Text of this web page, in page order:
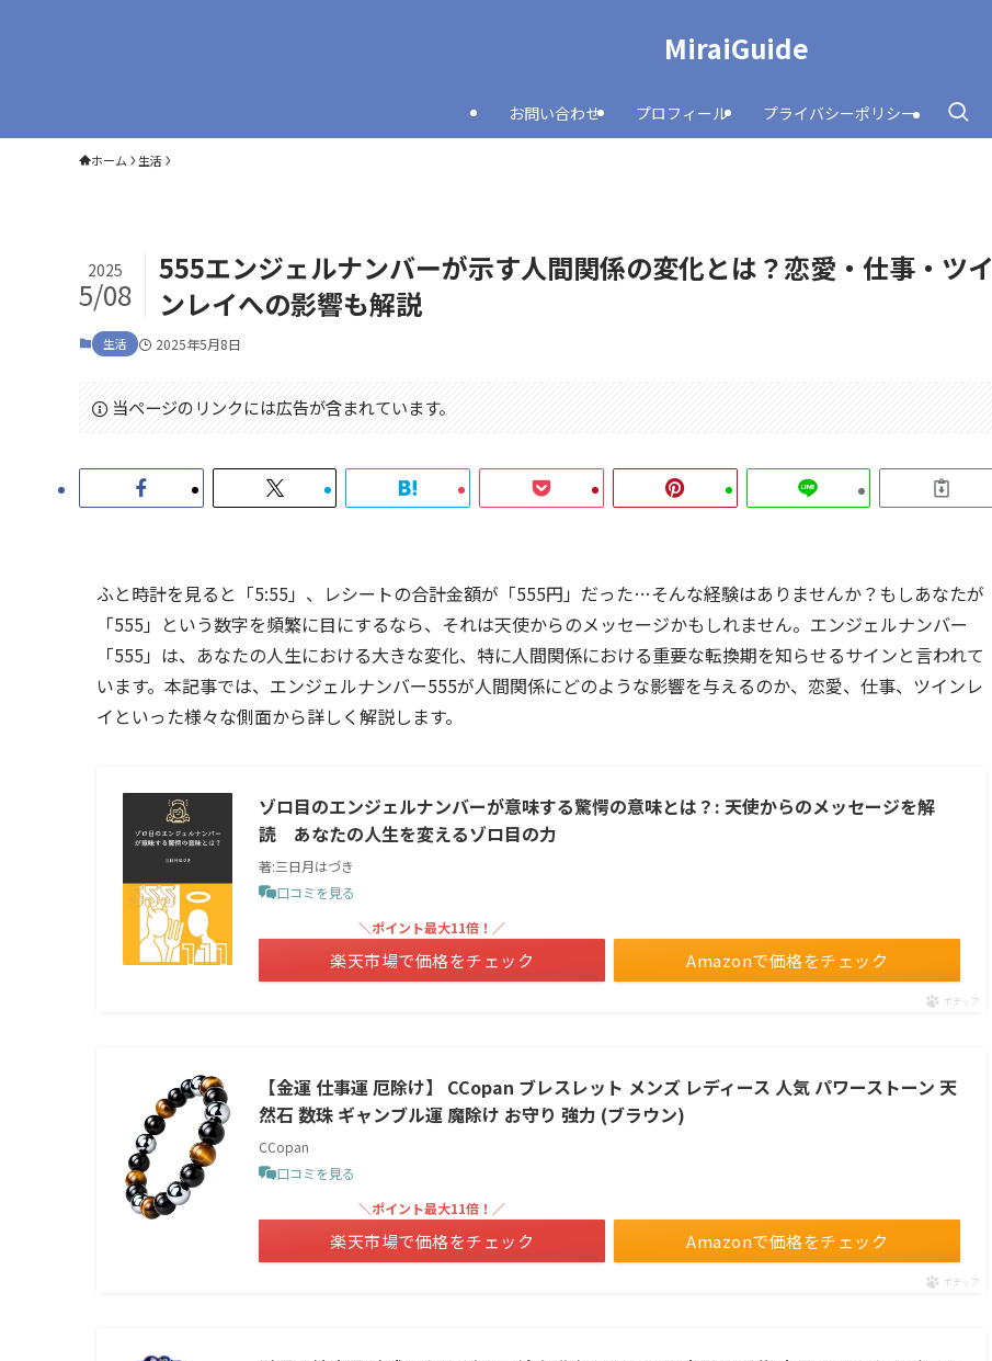
MiraiGuide
お問い合わせ プロフィール プライバシーポリシー
ホーム 生活
555エンジェルナンバーが示す人間関係の変化とは？恋愛・仕事・ツイ
ンレイへの影響も解説
2025
5/08
生活 2025年5月8日
当ページのリンクには広告が含まれています。
ふと時計を見ると「5:55」、レシートの合計金額が「555円」だった…そんな経験はありませんか？もしあなたが
「555」という数字を頻繁に目にするなら、それは天使からのメッセージかもしれません。エンジェルナンバー
「555」は、あなたの人生における大きな変化、特に人間関係における重要な転換期を知らせるサインと言われて
います。本記事では、エンジェルナンバー555が人間関係にどのような影響を与えるのか、恋愛、仕事、ツインレ
イといった様々な側面から詳しく解説します。
ゾロ目のエンジェルナンバーが意味する驚愕の意味とは？: 天使からのメッセージを解
読 あなたの人生を変えるゾロ目の力
著:三日月はづき
口コミを見る
Amazonで価格をチェック
＼ポイント最大11倍！／
楽天市場で価格をチェック
ポチップ
【金運 仕事運 厄除け】 CCopan ブレスレット メンズ レディース 人気 パワーストーン 天
然石 数珠 ギャンブル運 魔除け お守り 強力 (ブラウン)
CCopan
口コミを見る
Amazonで価格をチェック
＼ポイント最大11倍！／
楽天市場で価格をチェック
ポチップ